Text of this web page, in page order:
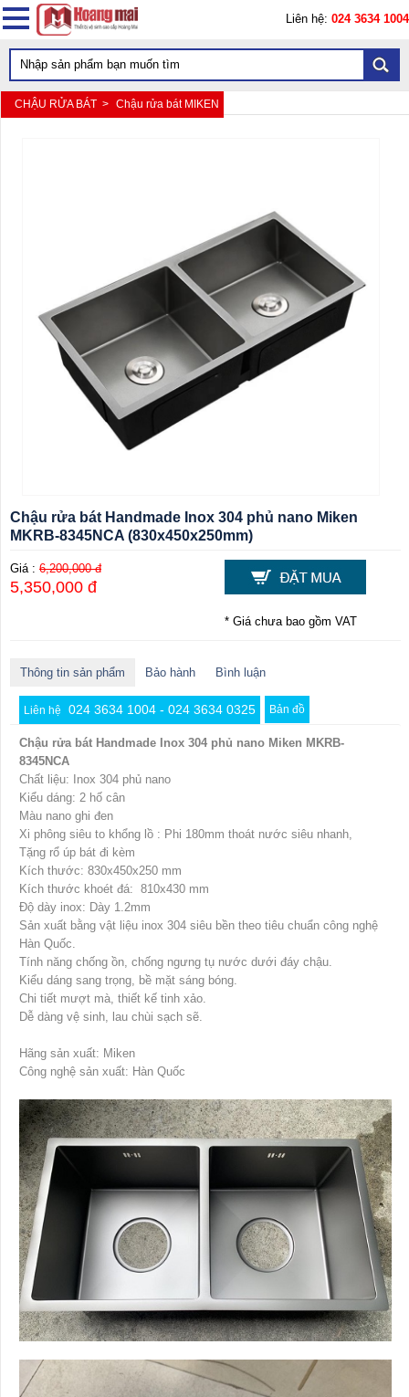
Liên hệ: 024 3634 1004
CHẬU RỬA BÁT > Chậu rửa bát MIKEN
Chậu rửa bát Handmade Inox 304 phủ nano Miken
MKRB-8345NCA (830x450x250mm)
Giá : 6,200,000 đ
5,350,000 đ
* Giá chưa bao gồm VAT
Thông tin sản phẩm Bảo hành Bình luận
Liên hệ 024 3634 1004 - 024 3634 0325 Bản đồ
Chậu rửa bát Handmade Inox 304 phủ nano Miken MKRB-
8345NCA
Chất liệu: Inox 304 phủ nano
Kiểu dáng: 2 hố cân
Màu nano ghi đen
Xi phông siêu to khổng lồ : Phi 180mm thoát nước siêu nhanh,
Tặng rổ úp bát đi kèm
Kích thước: 830x450x250 mm
Kích thước khoét đá: 810x430 mm
Độ dày inox: Dày 1.2mm
Sản xuất bằng vật liệu inox 304 siêu bền theo tiêu chuẩn công nghệ
Hàn Quốc.
Tính năng chống ồn, chống ngưng tụ nước dưới đáy chậu.
Kiểu dáng sang trọng, bề mặt sáng bóng.
Chi tiết mượt mà, thiết kế tinh xảo.
Dễ dàng vệ sinh, lau chùi sạch sẽ.
Hãng sản xuất: Miken
Công nghệ sản xuất: Hàn Quốc